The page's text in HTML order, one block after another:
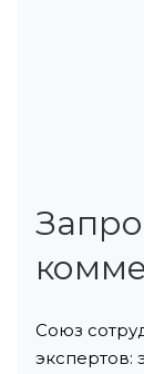
Союз
экспертов: